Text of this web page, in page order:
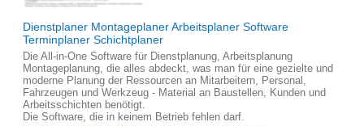
Dienstplaner Montageplaner Arbeitsplaner Software
Terminplaner Schichtplaner
Die All-in-One Software für Dienstplanung, Arbeitsplanung
Montageplanung, die alles abdeckt, was man für eine gezielte und
moderne Planung der Ressourcen an Mitarbeitern, Personal,
Fahrzeugen und Werkzeug - Material an Baustellen, Kunden und
Arbeitsschichten benötigt.
Die Software, die in keinem Betrieb fehlen darf.